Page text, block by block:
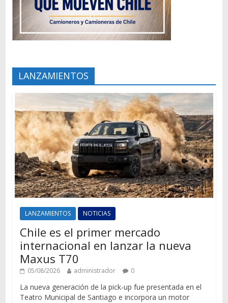
LANZAMIENTOS
LANZAMIENTOS NOTICIAS
Chile es el primer mercado
internacional en lanzar la nueva
Maxus T70
05/08/2026 administrador 0
La nueva generación de la pick-up fue presentada en el
Teatro Municipal de Santiago e incorpora un motor